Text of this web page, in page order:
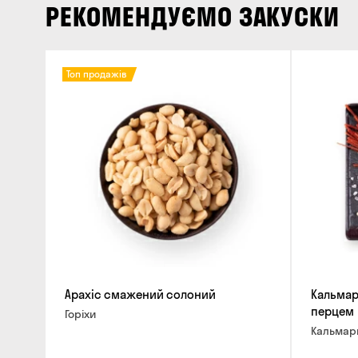
РЕКОМЕНДУЄМО ЗАКУСКИ
Топ продажів
Арахіс смажений солоний
Горіхи
перцем